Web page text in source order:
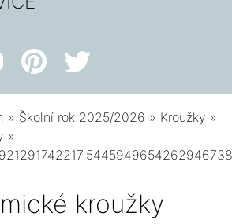
» Školní rok 2025/2026 » Kroužky »
»
kroužky